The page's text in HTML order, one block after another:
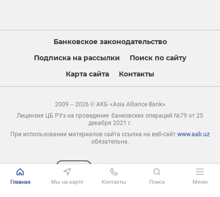
Банковское законодательство
Подписка на рассылки
Поиск по сайту
Карта сайта
Контакты
2009 – 2026 © АКБ «Asia Alliance Bank»
Лицензия ЦБ РУз на проведение банковских операций №79 от 25
декабря 2021 г.
При использовании материалов сайта ссылка на веб-сайт www.aab.uz
обязательна.
Главная Мы на карте Контакты Поиск Меню